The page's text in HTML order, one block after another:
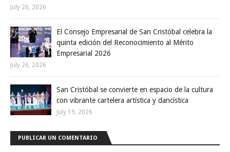
July 26, 2026
El Consejo Empresarial de San Cristóbal celebra la
quinta edición del Reconocimiento al Mérito
Empresarial 2026
July 26, 2026
San Cristóbal se convierte en espacio de la cultura
con vibrante cartelera artística y dancística
July 19, 2026
PUBLICAR UN COMENTARIO